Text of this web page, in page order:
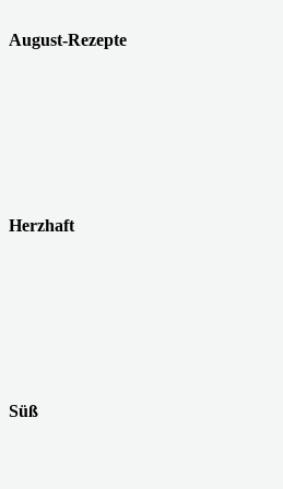
August-Rezepte
Herzhaft
Süß